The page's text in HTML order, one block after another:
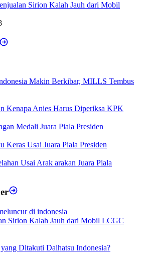
Sirion Kalah Jauh dari Mobil
Makin Berkibar, MILLS Tembus
Kenapa Anies Harus Diperiksa KPK
Medali Juara Piala Presiden
Keras Usai Juara Piala Presiden
Usai Arak arakan Juara Piala
Sirion Kalah Jauh dari Mobil LCGC
Ditakuti Daihatsu Indonesia?